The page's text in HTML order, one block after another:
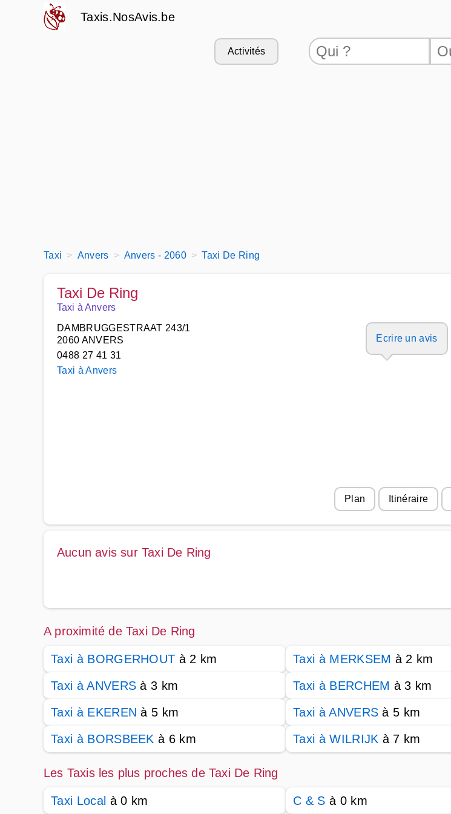
Taxis.NosAvis.be
Activités
Taxi Anvers Anvers - 2060 Taxi De Ring
Taxi De Ring
Taxi à Anvers
DAMBRUGGESTRAAT 243/1
2060 ANVERS
0488 27 41 31
Taxi à Anvers
Ecrire un avis
Plan Itinéraire
Aucun avis sur Taxi De Ring
A proximité de Taxi De Ring
Taxi à BORGERHOUT à 2 km Taxi à MERKSEM à 2 km
Taxi à ANVERS à 3 km Taxi à BERCHEM à 3 km
Taxi à EKEREN à 5 km Taxi à ANVERS à 5 km
Taxi à BORSBEEK à 6 km Taxi à WILRIJK à 7 km
Les Taxis les plus proches de Taxi De Ring
Taxi Local à 0 km C & S à 0 km